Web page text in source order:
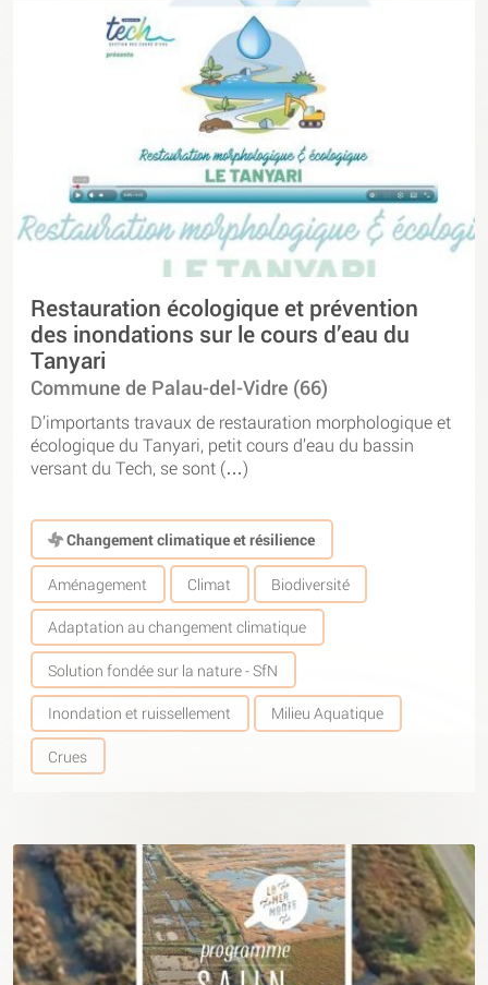
Restauration écologique et prévention
des inondations sur le cours d’eau du
Tanyari
Commune de Palau-del-Vidre (66)
D’importants travaux de restauration morphologique et
écologique du Tanyari, petit cours d’eau du bassin
versant du Tech, se sont (…)
Changement climatique et résilience
Aménagement Climat Biodiversité
Adaptation au changement climatique
Solution fondée sur la nature - SfN
Inondation et ruissellement Milieu Aquatique
Crues